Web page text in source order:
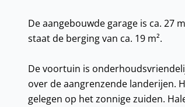
De aangebouwde garage is ca. 27
staat de berging van ca. 19 m².
De voortuin is
over de aangrenzende landerijen.
gelegen op het zonnige zuiden.